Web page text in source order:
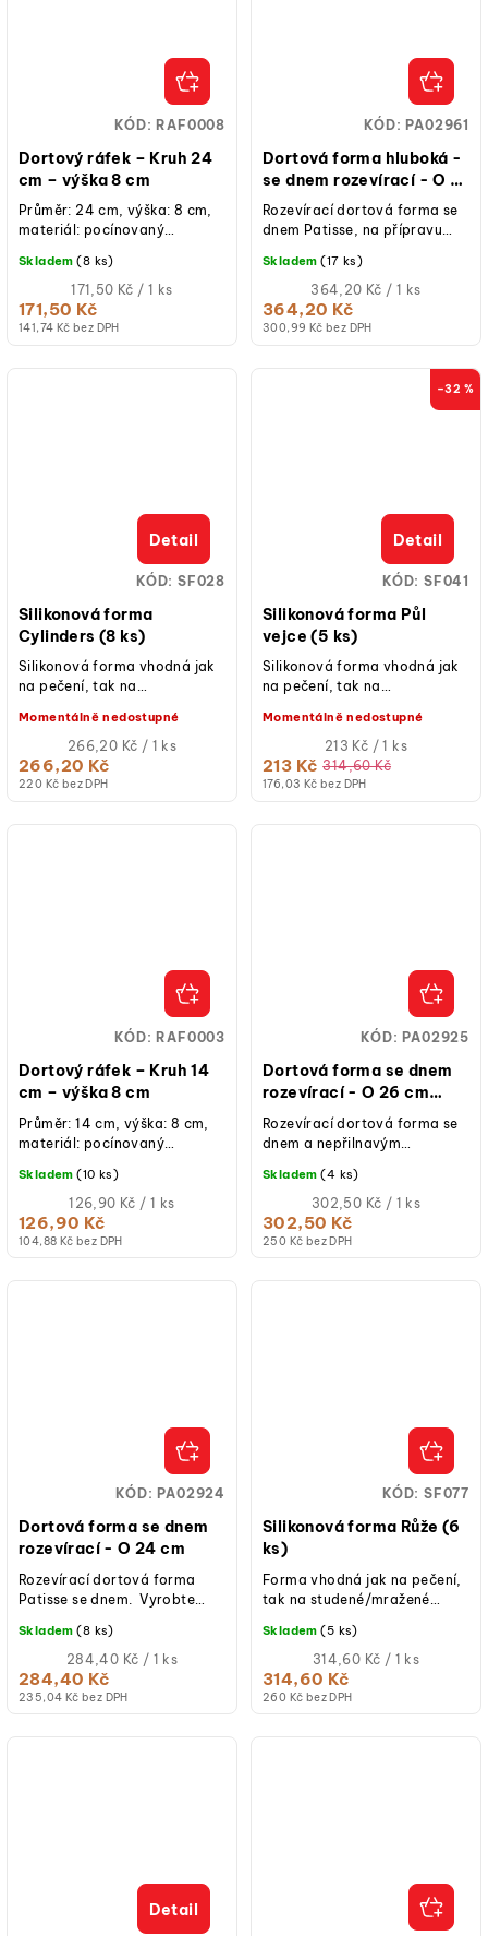
Dortový ráfek – Kruh 24
cm – výška 8 cm
141,74 Kč bez DPH
171,50 Kč
Měrná
cena:
171,50 Kč / 1 ks
Skladem (8 ks)
Průměr: 24 cm, výška: 8 cm,
materiál: pocínovaný
pro krátkodobý styk s...
KÓD:RAF0008
Dortová forma hluboká -
se dnem rozevírací - O 18
cm PATISSE
300,99 Kč bez DPH
364,20 Kč
Měrná
cena:
364,20 Kč / 1 ks
Skladem (17 ks)
Rozevírací dortová forma se
dnem Patisse, na přípravu
KÓD:PA02961
Silikonová forma
Cylinders (8 ks)
220 Kč bez DPH
266,20 Kč
Měrná
cena:
266,20 Kč / 1 ks
Momentálně nedostupné
Detail
Silikonová forma vhodná jak
na pečení, tak na
KÓD: SF028
–32 %
Silikonová forma Půl
vejce (5 ks)
176,03 Kč bez DPH
213 Kč 314,60 Kč
Měrná
cena:
213 Kč / 1 ks
Momentálně nedostupné
Detail
Silikonová forma vhodná jak
na pečení, tak na
KÓD: SF041
Dortový ráfek – Kruh 14
cm – výška 8 cm
104,88 Kč bez DPH
126,90 Kč
Měrná
cena:
126,90 Kč / 1 ks
Skladem (10 ks)
Průměr: 14 cm, výška: 8 cm,
materiál: pocínovaný
pro krátkodobý styk s...
KÓD: RAF0003
Dortová forma se dnem
rozevírací - O 26 cm
PATISSE
250 Kč bez DPH
302,50 Kč
Měrná
cena:
302,50 Kč / 1 ks
Skladem (4 ks)
Rozevírací dortová forma se
dnem a nepřilnavým
lahodné koláče, tvarohové
koláče a další...
KÓD: PA02925
Dortová forma se dnem
rozevírací - O 24 cm
235,04 Kč bez DPH
284,40 Kč
Měrná
cena:
284,40 Kč / 1 ks
Skladem (8 ks)
Rozevírací dortová forma
Patisse se dnem. Vyrobte
tvarohové koláče a další
dobroty v...
KÓD: PA02924
Silikonová forma Růže (6
ks)
260 Kč bez DPH
314,60 Kč
Měrná
cena:
314,60 Kč / 1 ks
Skladem (5 ks)
Forma vhodná jak na pečení,
tak na studené/mražené
KÓD: SF077
Detail